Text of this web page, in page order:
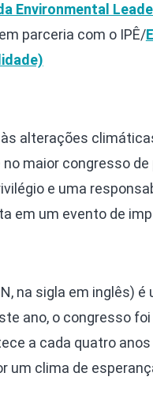
Environmental
parceria com o IPÊ/
alterações
maior congresso de
e uma
em um evento de
na sigla em inglês) é
ano, o congresso foi
a cada quatro
um clima de